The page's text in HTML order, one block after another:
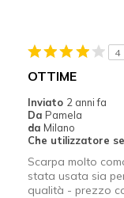
4
OTTIME
Inviato 2 anni fa
Da Pamela
da Milano
Che utilizzatore
Scarpa molto
stata usata sia
qualità - prezzo